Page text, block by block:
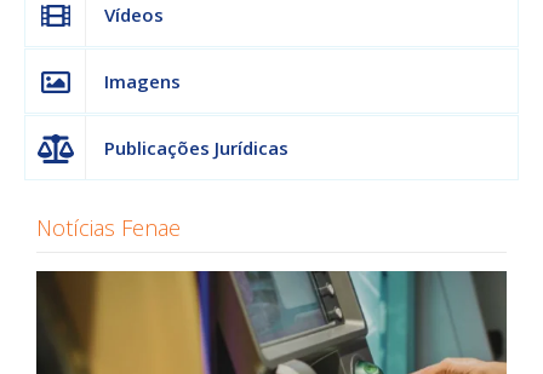
Vídeos
Imagens
Publicações Jurídicas
Notícias Fenae